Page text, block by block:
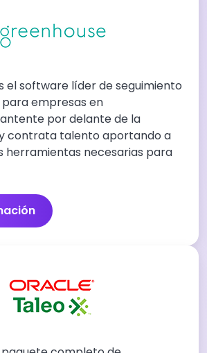
el software líder de seguimiento
empresas en
por delante de la
contrata talento aportando a
herramientas necesarias para